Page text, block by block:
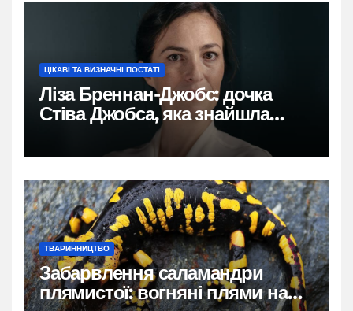
ЦІКАВІ ТА ВИЗНАЧНІ ПОСТАТІ
Ліза Бреннан-Джобс: дочка
Стіва Джобса, яка знайшла
власний голос
ТВАРИННИЦТВО
Забарвлення саламандри
плямистої: вогняні плями на